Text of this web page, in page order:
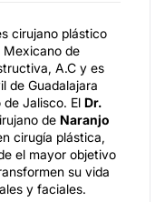
cirujano plástico
Mexicano de
A.C y es
de Guadalajara
de Jalisco. El Dr.
de Naranjo
cirugía plástica,
el mayor objetivo
su vida
y faciales.